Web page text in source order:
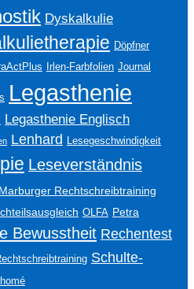
Dyskalkulie
Döpfner
Irlen-Farbfolien Journal
Legasthenie
Legasthenie Englisch
Lenhard Lesegeschwindigkeit
Leseverständnis
Marburger Rechtschreibtraining
OLFA Petra
Bewusstheit Rechentest
Schulte-
Thomé